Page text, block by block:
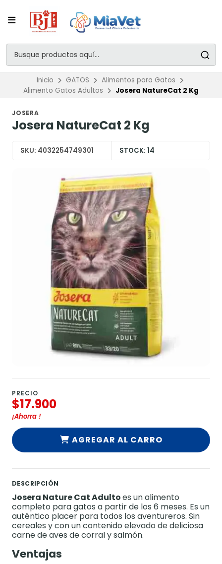
Inicio GATOS
Alimentos para Gatos
Alimento Gatos Adultos
Josera NatureCat 2 Kg
JOSERA
Josera NatureCat 2 Kg
SKU: 4032254749301 STOCK: 14
PRECIO
$17.900
¡Ahorra !
AGREGAR AL CARRO
DESCRIPCIÓN
Josera Nature Cat Adultoes un alimento
completo para gatos a partir de los 6 meses. Es un
auténtico placer para todos los aventureros. Sin
cereales y con un contenido elevado de deliciosa
carne de aves de corral y salmón.
Ventajas